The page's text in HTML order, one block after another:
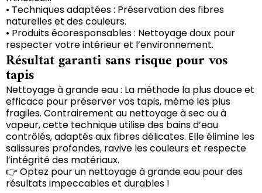
• Techniques adaptées : Préservation des fibres
naturelles et des couleurs.
• Produits écoresponsables : Nettoyage doux pour
respecter votre intérieur et l’environnement.
Résultat garanti sans risque pour vos
tapis
Nettoyage à grande eau : La méthode la plus douce et
efficace pour préserver vos tapis, même les plus
fragiles. Contrairement au nettoyage à sec ou à
vapeur, cette technique utilise des bains d’eau
contrôlés, adaptés aux fibres délicates. Elle élimine les
salissures profondes, ravive les couleurs et respecte
l’intégrité des matériaux.
👉 Optez pour un nettoyage à grande eau pour des
résultats impeccables et durables !